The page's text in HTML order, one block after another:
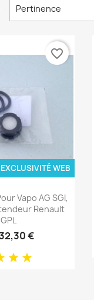
Pertinence
rapide
Vapo AG SGI,
Renault
€
EXCLUSIVITÉ WEB
favorite_border